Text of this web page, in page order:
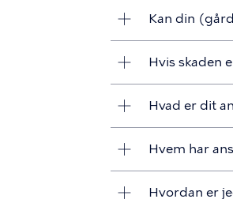
Kan din
Hvis skaden
Hvad er dit
Hvem har
Hvordan er